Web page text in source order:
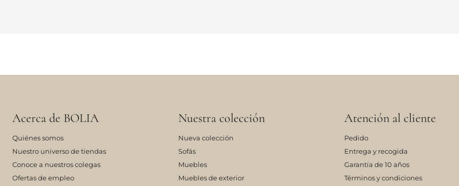
Acerca de BOLIA
Quiénes somos
Nuestro universo de tiendas
Conoce a nuestros colegas
Ofertas de empleo
Nuestra colección
Nueva colección
Sofás
Muebles
Muebles de exterior
Atención al cliente
Pedido
Entrega y recogida
Garantía de 10 años
Términos y condiciones